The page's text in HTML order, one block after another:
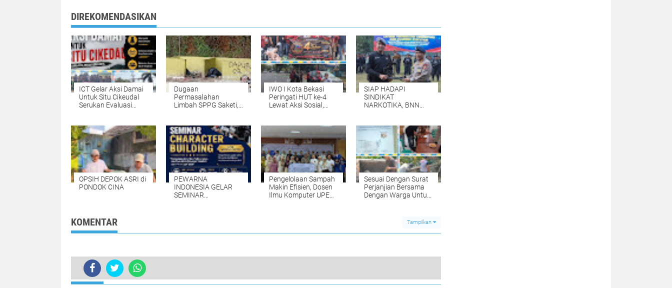
DIREKOMENDASIKAN
ICT Gelar Aksi Damai
Untuk Situ Cikeudal
Serukan Evaluasi
Kebutuhan Dasar
Masyarakat Belum
Saat nya Butuh
Kawasan wisata
Dugaan
Permasalahan
Limbah SPPG Saketi,
Audit dan Evaluasi
Korcam
IWO I Kota Bekasi
Peringati HUT ke-4
Lewat Aksi Sosial,
Almarhum Anggota
SIAP HADAPI
SINDIKAT
NARKOTIKA, BNN
SIMULASI OPERASI
TAKTIS
OPSIH DEPOK ASRI di
PONDOK CINA
PEWARNA
INDONESIA GELAR
SEMINAR
BERINTEGRITAS DAN
Pengelolaan Sampah
Makin Efisien, Dosen
Ilmu Komputer UPER
Sesuai Dengan Surat
Perjanjian Bersama
Dengan Warga Untuk
Kobak Penampungan
KOMENTAR Tampilkan
Tim Bola Volly Ball Putra Kadujangkung Raih Juara 1 & 3 Tingkat Desa Kecamatan Mekarjaya Di Acara HUT RI Ke-79
TERKINI